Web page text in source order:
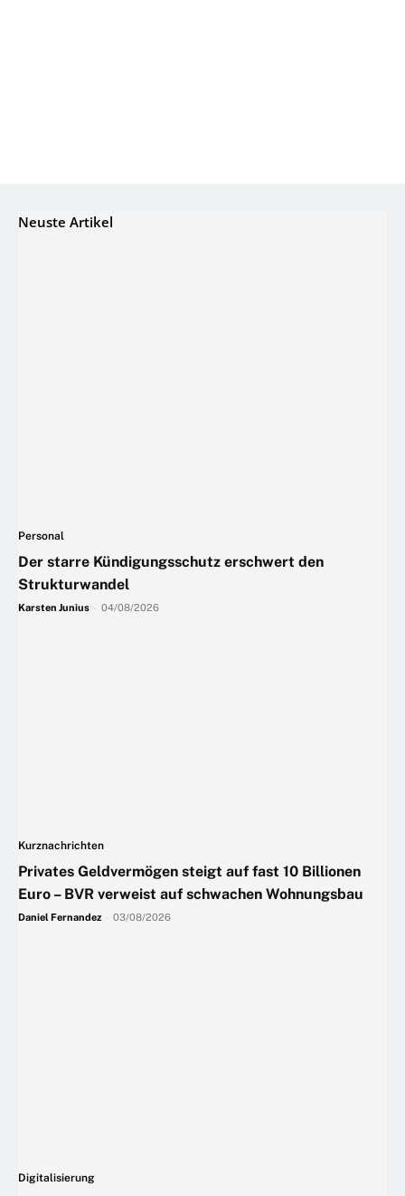
Neuste Artikel
Personal
Der starre Kündigungsschutz erschwert den
Strukturwandel
Karsten Junius 04/08/2026
Kurznachrichten
Privates Geldvermögen steigt auf fast 10 Billionen
Euro – BVR verweist auf schwachen Wohnungsbau
Daniel Fernandez 03/08/2026
Digitalisierung